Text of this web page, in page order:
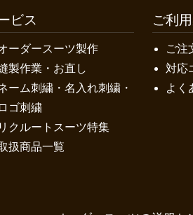
ビス
ーダースーツ製作
製作業・お直し
ーム刺繍・名入れ刺繍・
ロゴ刺繍
リクルートスーツ特集
扱商品一覧
ご利
ご注
対応
よく